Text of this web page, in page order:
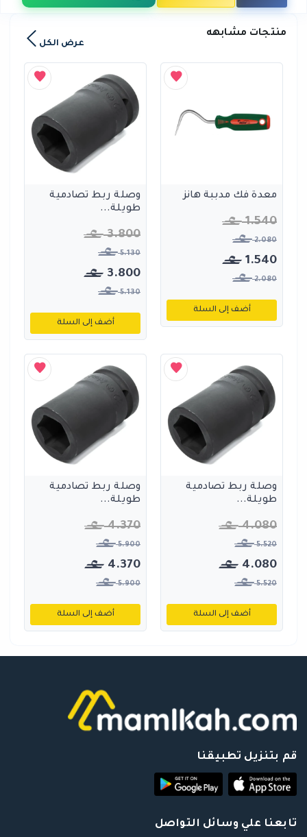
منتجات مشابهه
عرض الكل
معدة فك مدببة هانز
1.540
2.080
1.540
2.080
أضف إلى السلة
وصلة ربط تصادمية
طويلة...
3.800
5.130
3.800
5.130
أضف إلى السلة
وصلة ربط تصادمية
طويلة...
4.080
5.520
4.080
5.520
أضف إلى السلة
وصلة ربط تصادمية
طويلة...
4.370
5.900
4.370
5.900
أضف إلى السلة
قم بتنزيل تطبيقنا
تابعنا علي وسائل التواصل